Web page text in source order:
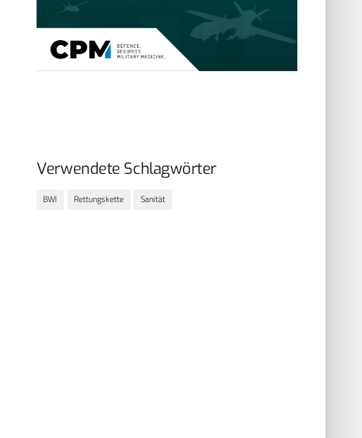
Verwendete Schlagwörter
BWI Rettungskette Sanität